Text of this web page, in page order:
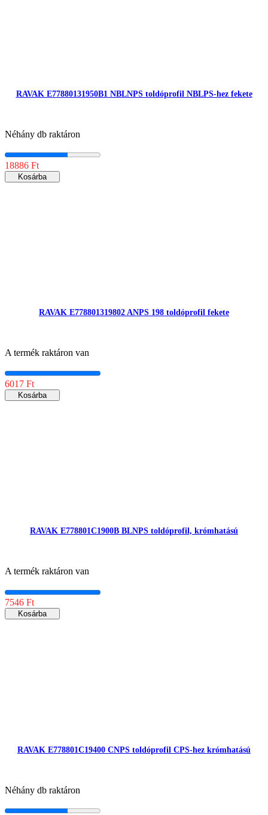
RAVAK E77880131950B1 NBLNPS toldóprofil NBLPS-hez fekete
Néhány db raktáron
18886 Ft
Kosárba
RAVAK E778801319802 ANPS 198 toldóprofil fekete
A termék raktáron van
6017 Ft
Kosárba
RAVAK E778801C1900B BLNPS toldóprofil, krómhatású
A termék raktáron van
7546 Ft
Kosárba
RAVAK E778801C19400 CNPS toldóprofil CPS-hez krómhatású
Néhány db raktáron